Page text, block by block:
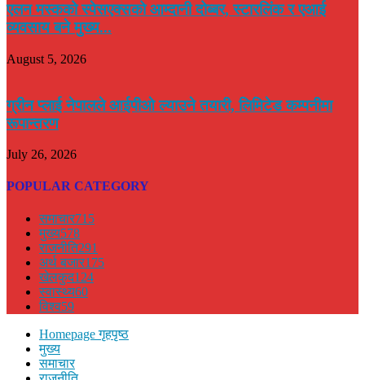
एलन मस्कको स्पेसएक्सको आम्दानी दोब्बर, स्टारलिंक र एआई
व्यवसाय बने मुख्य...
August 5, 2026
ग्रीन प्लाई नेपालले आईपीओ ल्याउने तयारी, लिमिटेड कम्पनीमा
रूपान्तरण
July 26, 2026
POPULAR CATEGORY
समाचार715
मुख्य578
राजनीति291
अर्थ बजार175
खेलकुद124
स्वास्थ्य60
विश्व59
Homepage गृहपृष्ठ
मुख्य
समाचार